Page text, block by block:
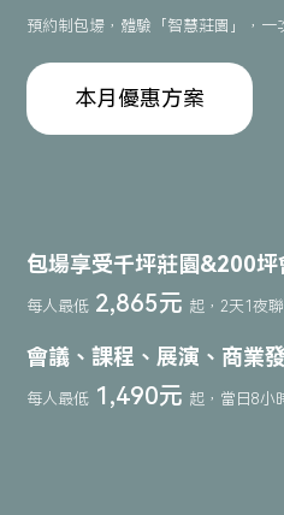
預約制包場，體驗「智慧莊園」，一
本月優惠方案
包場享受千坪莊園&200坪
每人最低 2,865元 起，2天1夜
會議、課程、展演、商業
每人最低 1,490元 起，當日8小